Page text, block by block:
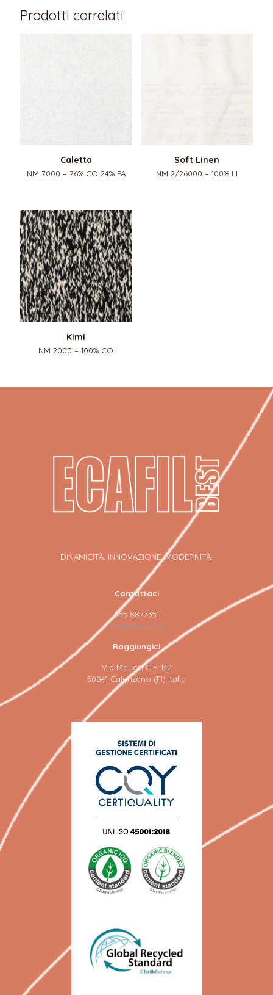
Prodotti correlati
Caletta
NM 7000 – 76% CO 24% PA
Soft Linen
NM 2/26000 – 100% LI
Kimi
NM 2000 – 100% CO
DINAMICITÀ, INNOVAZIONE, MODERNITÀ.
Contattaci
055 8877351
ecafil@ecafil.it
Raggiungici
Via Meucci C.P. 142
50041 Calenzano (FI) Italia